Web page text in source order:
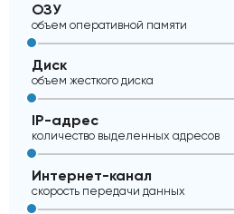
ОЗУ
объем оперативной памяти
Диск
объем жесткого диска
IP-адрес
количество выделенных адресов
Интернет-канал
скорость передачи данных